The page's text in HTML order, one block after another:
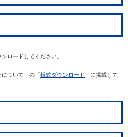
ロードしてください。
ついて」の「様式ダウンロード 」に掲載して